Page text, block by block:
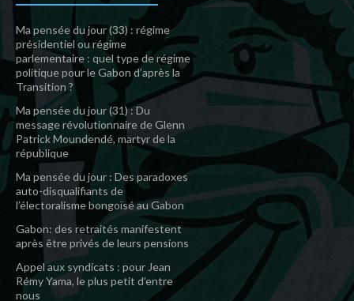
Ma pensée du jour (33) : régime
présidentiel ou régime
parlementaire : quel type de régime
politique pour le Gabon d’après la
Transition ?
Ma pensée du jour (31) : Du
message révolutionnaire de Glenn
Patrick Moundendé, martyr de la
république
Ma pensée du jour : Des paradoxes
auto-disqualifiants de
l’électoralisme bongoïsé au Gabon
Gabon: des retraités manifestent
après être privés de leurs pensions
Appel aux syndicats : pour Jean
Rémy Yama, le plus petit d’entre
nous